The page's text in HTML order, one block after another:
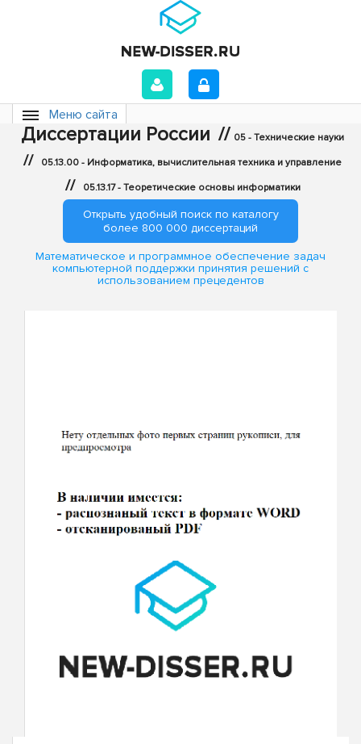
Меню сайта
Диссертации России // 05 - Технические науки
// 05.13.00 - Информатика, вычислительная техника и управление
// 05.13.17 - Теоретические основы информатики
Открыть удобный поиск по каталогу
более 800 000 диссертаций
Математическое и программное обеспечение задач
компьютерной поддержки принятия решений с
использованием прецедентов